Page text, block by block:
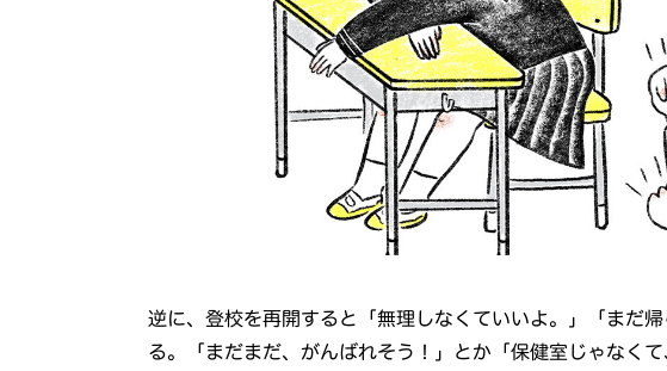
逆に、登校を再開すると「無理しなくていいよ。」「まだ
る。「まだまだ、がんばれそう！」とか「保健室じゃなく